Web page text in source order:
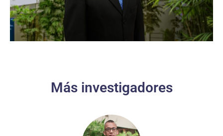
Más investigadores